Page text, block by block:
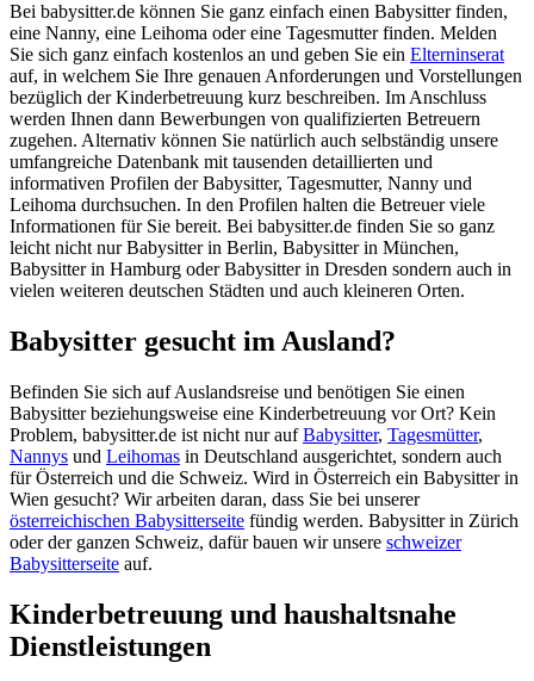
Bei babysitter.de können Sie ganz einfach einen Babysitter finden,
eine Nanny, eine Leihoma oder eine Tagesmutter finden. Melden
Sie sich ganz einfach kostenlos an und geben Sie ein Elterninserat
auf, in welchem Sie Ihre genauen Anforderungen und Vorstellungen
bezüglich der Kinderbetreuung kurz beschreiben. Im Anschluss
werden Ihnen dann Bewerbungen von qualifizierten Betreuern
zugehen. Alternativ können Sie natürlich auch selbständig unsere
umfangreiche Datenbank mit tausenden detaillierten und
informativen Profilen der Babysitter, Tagesmutter, Nanny und
Leihoma durchsuchen. In den Profilen halten die Betreuer viele
Informationen für Sie bereit. Bei babysitter.de finden Sie so ganz
leicht nicht nur Babysitter in Berlin, Babysitter in München,
Babysitter in Hamburg oder Babysitter in Dresden sondern auch in
vielen weiteren deutschen Städten und auch kleineren Orten.
Babysitter gesucht im Ausland?
Befinden Sie sich auf Auslandsreise und benötigen Sie einen
Babysitter beziehungsweise eine Kinderbetreuung vor Ort? Kein
Problem, babysitter.de ist nicht nur aufBabysitter, Tagesmütter,
Nannys und Leihomas in Deutschland ausgerichtet, sondern auch
für Österreich und die Schweiz. Wird in Österreich ein Babysitter in
Wien gesucht? Wir arbeiten daran, dass Sie bei unserer
österreichischen Babysitterseite fündig werden. Babysitter in Zürich
oder der ganzen Schweiz, dafür bauen wir unsere schweizer
Babysitterseite auf.
Kinderbetreuung und haushaltsnahe
Dienstleistungen